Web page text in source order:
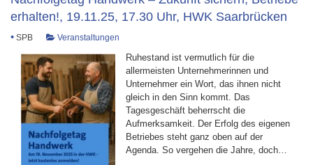
erhalten!, 19.11.25, 17.30 Uhr, HWK Saarbrücken
• SPB Veranstaltungen
Ruhestand ist vermutlich für die
allermeisten Unternehmerinnen und
Unternehmer ein Wort, das ihnen nicht
gleich in den Sinn kommt. Das
Tagesgeschäft beherrscht die
Aufmerksamkeit. Der Erfolg des eigenen
Betriebes steht ganz oben auf der
Agenda. So vergehen die Jahre, doch…